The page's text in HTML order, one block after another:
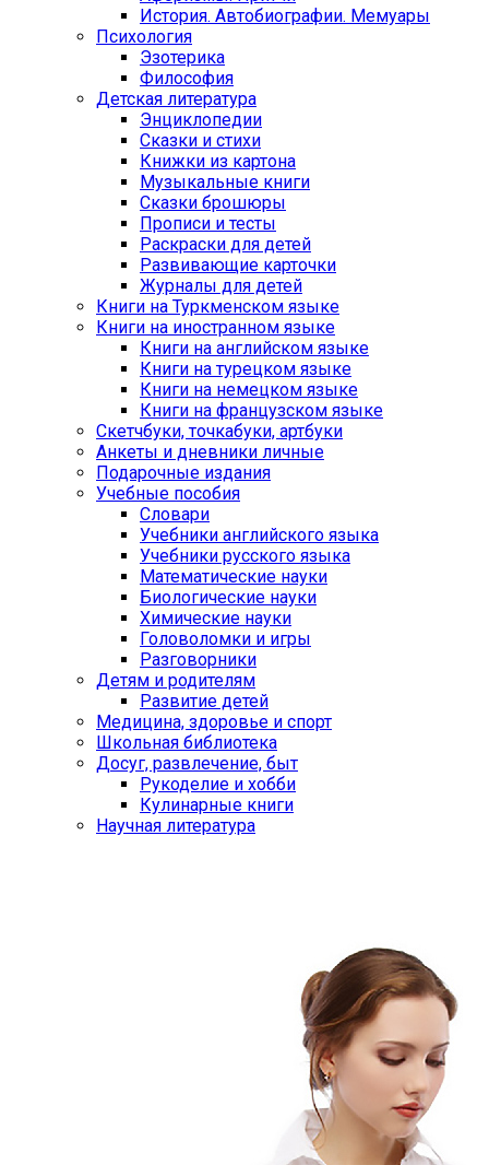
История. Автобиографии. Мемуары
Психология
Эзотерика
Философия
Детская литература
Энциклопедии
Сказки и стихи
Книжки из картона
Музыкальные книги
Сказки брошюры
Прописи и тесты
Раскраски для детей
Развивающие карточки
Журналы для детей
Книги на Туркменском языке
Книги на иностранном языке
Книги на английском языке
Книги на турецком языке
Книги на немецком языке
Книги на французском языке
Cкетчбуки, точкабуки, артбуки
Анкеты и дневники личные
Подарочные издания
Учебные пособия
Словари
Учебники английского языка
Учебники русского языка
Математические науки
Биологические науки
Химические науки
Головоломки и игры
Разговорники
Детям и родителям
Развитие детей
Медицина, здоровье и спорт
Школьная библиотека
Досуг, развлечение, быт
Рукоделие и хобби
Кулинарные книги
Научная литература